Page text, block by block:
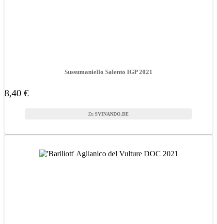
Sussumaniello Salento IGP 2021
8,40 €
SVINANDO.DE